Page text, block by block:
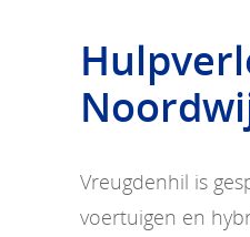
Vreugdenhil is
voertuigen en